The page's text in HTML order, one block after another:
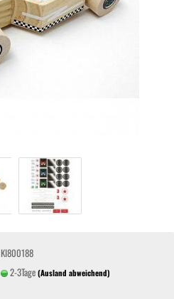
KI800188
2-3Tage(Ausland abweichend)